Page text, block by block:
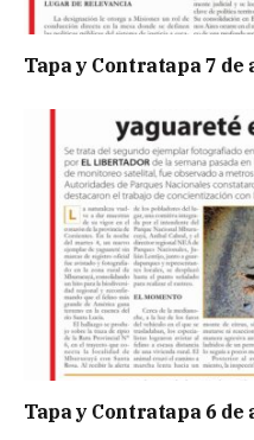
Tapa y Contratapa 7 de
Tapa y Contratapa 6 de